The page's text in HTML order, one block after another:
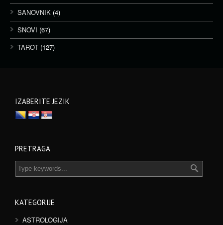
SANOVNIK (4)
SNOVI (67)
TAROT (127)
IZABERITE JEZIK
PRETRAGA
KATEGORIJE
ASTROLOGIJA